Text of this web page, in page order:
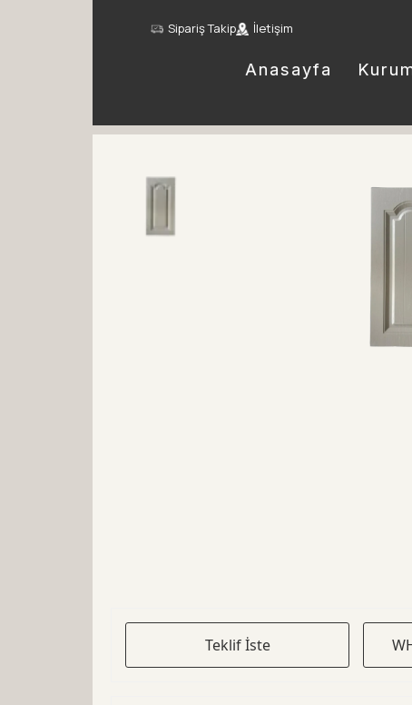
Teklif İste
Sipariş Takip İletişim
Anasayfa